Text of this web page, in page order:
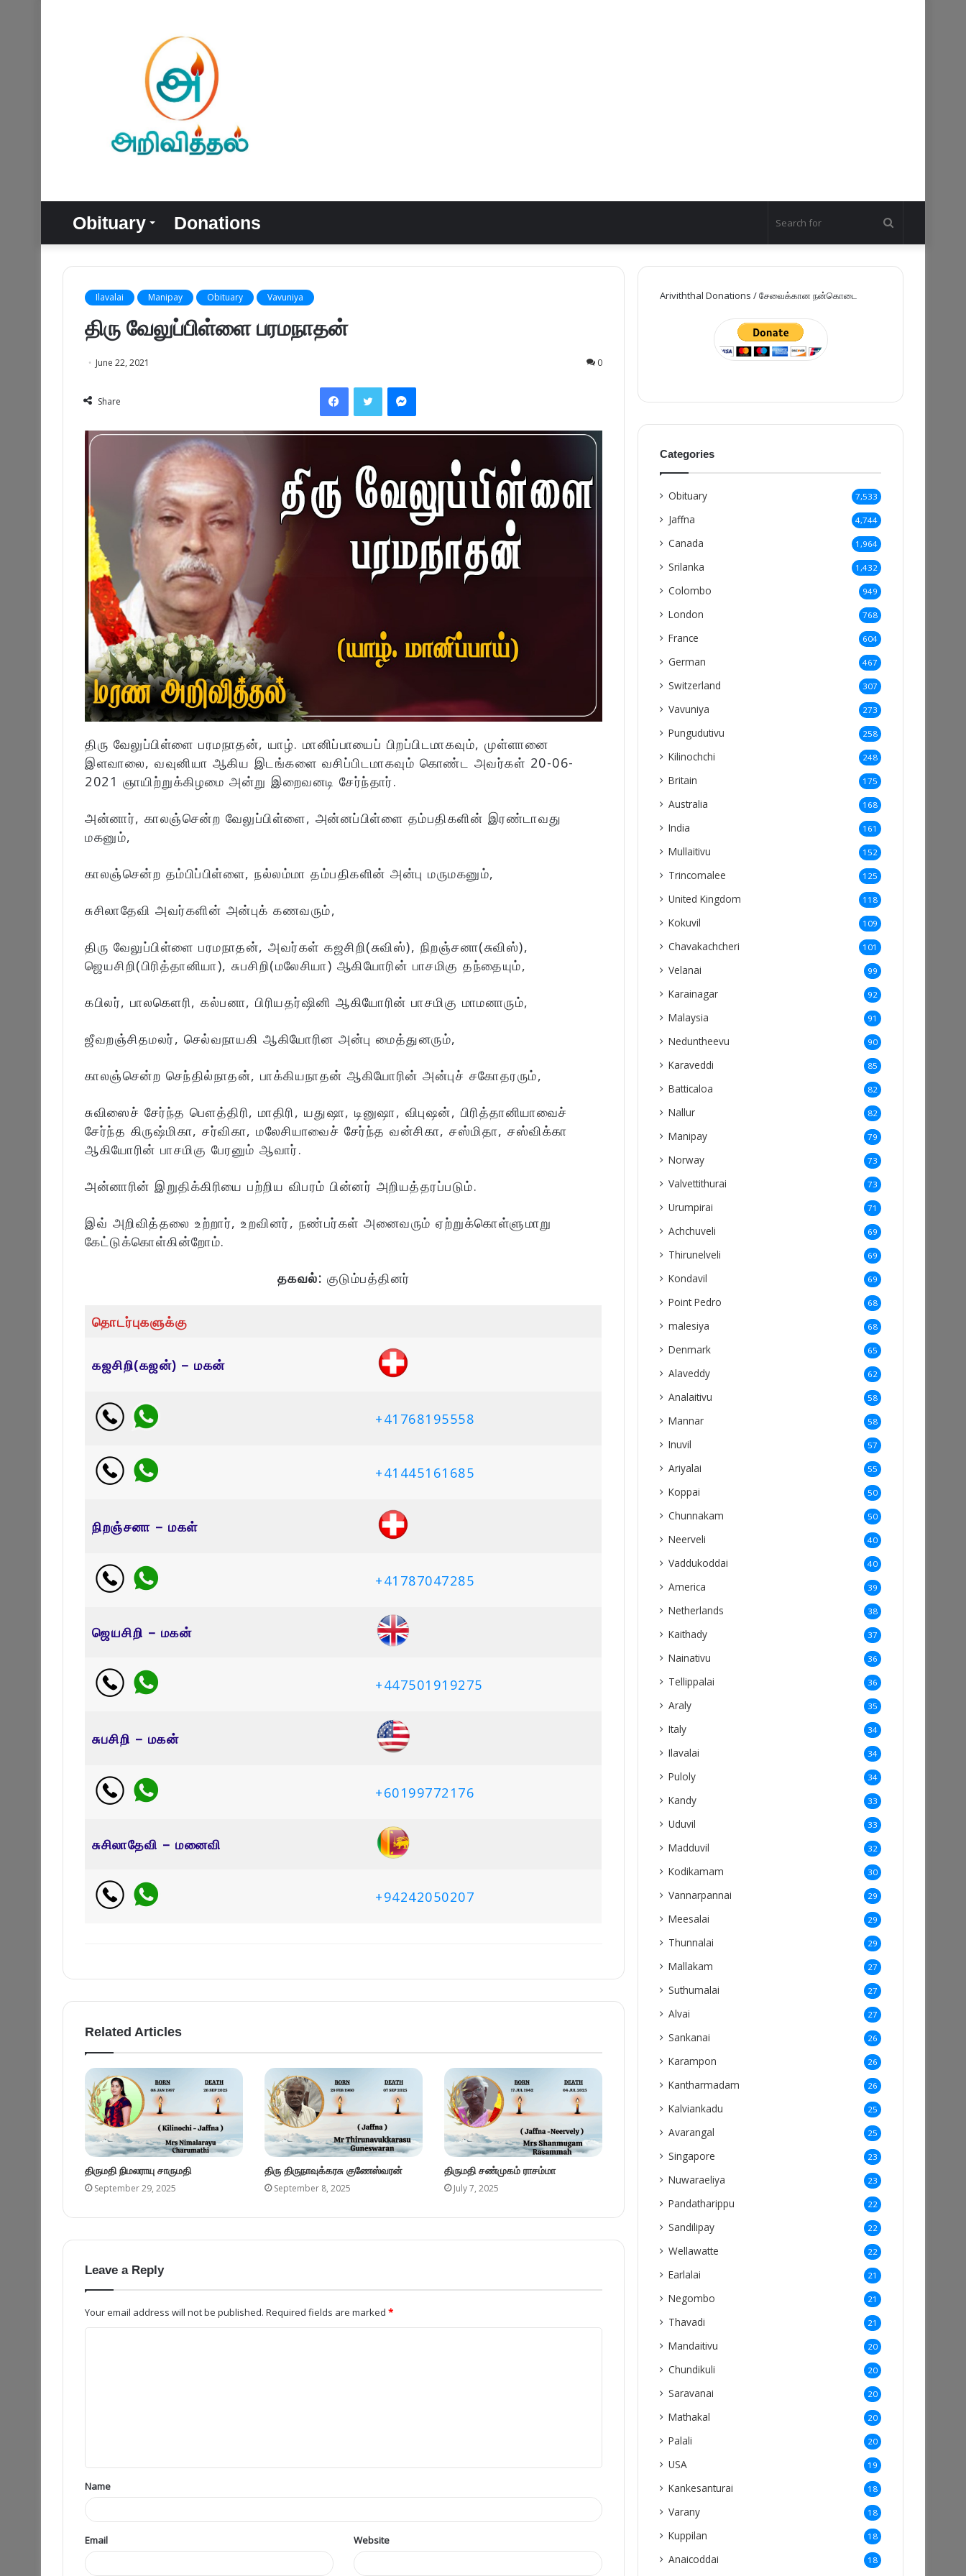
Obituary Donations
for
Ilavalai Manipay Obituary Vavuniya
திரு வேலுப்பிள்ளை பரமநாதன்
June 22, 2021 0
Share
FacebookTwitter Messenger
திரு வேலுப்பிள்ளை பரமநாதன், யாழ். மானிப்பாயைப் பிறப்பிடமாகவும், முள்ளானை
இளவாலை, வவுனியா ஆகிய இடங்களை வசிப்பிடமாகவும் கொண்ட அவர்கள் 20-06-
2021 ஞாயிற்றுக்கிழமை அன்று இறைவனடி சேர்ந்தார்.
அன்னார், காலஞ்சென்ற வேலுப்பிள்ளை, அன்னப்பிள்ளை தம்பதிகளின் இரண்டாவது
மகனும்,
காலஞ்சென்ற தம்பிப்பிள்ளை, நல்லம்மா தம்பதிகளின் அன்பு மருமகனும்,
சுசிலாதேவி அவர்களின் அன்புக் கணவரும்,
திரு வேலுப்பிள்ளை பரமநாதன், அவர்கள் கஜசிறி(சுவிஸ்), நிறஞ்சனா(சுவிஸ்),
ஜெயசிறி(பிரித்தானியா), சுபசிறி(மலேசியா) ஆகியோரின் பாசமிகு தந்தையும்,
கபிலர், பாலகௌரி, கல்பனா, பிரியதர்ஷினி ஆகியோரின் பாசமிகு மாமனாரும்,
ஜீவறஞ்சிதமலர், செல்வநாயகி ஆகியோரின அன்பு மைத்துனரும்,
காலஞ்சென்ற செந்தில்நாதன், பாக்கியநாதன் ஆகியோரின் அன்புச் சகோதரரும்,
சுவிஸைச் சேர்ந்த பௌத்திரி, மாதிரி, யதுஷா, டினுஷா, விபுஷன், பிரித்தானியாவைச்
சேர்ந்த கிருஷ்மிகா, சர்விகா, மலேசியாவைச் சேர்ந்த வன்சிகா, சஸ்மிதா, சஸ்விக்கா
ஆகியோரின் பாசமிகு பேரனும் ஆவார்.
அன்னாரின் இறுதிக்கிரியை பற்றிய விபரம் பின்னர் அறியத்தரப்படும்.
இவ் அறிவித்தலை உற்றார், உறவினர், நண்பர்கள் அனைவரும் ஏற்றுக்கொள்ளுமாறு
கேட்டுக்கொள்கின்றோம்.
தகவல்: குடும்பத்தினர்
தொடர்புகளுக்கு
கஜசிறி(கஜன்) – மகன்
+41768195558
+41445161685
நிறஞ்சனா – மகள்
+41787047285
ஜெயசிறி – மகன்
+447501919275
சுபசிறி – மகன்
+60199772176
சுசிலாதேவி – மனைவி
+94242050207
Related Articles
திருமதி நிமலராயு சாருமதி
September 29, 2025
திரு திருநாவுக்கரசு குணேஸ்வரன்
September 8, 2025
திருமதி சண்முகம் ராசம்மா
July 7, 2025
Leave a Reply
Your email address will not be published. Required fields are marked *
Name
Email Website
Ariviththal Donations / சேவைக்கான நன்கொடை
Categories
Obituary 7,533
Jaffna 4,744
Canada 1,964
Srilanka 1,432
Colombo 949
London 768
France 604
German 467
Switzerland 307
Vavuniya 273
Pungudutivu 258
Kilinochchi 248
Britain 175
Australia 168
India 161
Mullaitivu 152
Trincomalee 125
United Kingdom 118
Kokuvil 109
Chavakachcheri 101
Velanai 99
Karainagar 92
Malaysia 91
Neduntheevu 90
Karaveddi 85
Batticaloa 82
Nallur 82
Manipay 79
Norway 73
Valvettithurai 73
Urumpirai 71
Achchuveli 69
Thirunelveli 69
Kondavil 69
Point Pedro 68
malesiya 68
Denmark 65
Alaveddy 62
Analaitivu 58
Mannar 58
Inuvil 57
Ariyalai 55
Koppai 50
Chunnakam 50
Neerveli 40
Vaddukoddai 40
America 39
Netherlands 38
Kaithady 37
Nainativu 36
Tellippalai 36
Araly 35
Italy 34
Ilavalai 34
Puloly 34
Kandy 33
Uduvil 33
Madduvil 32
Kodikamam 30
Vannarpannai 29
Meesalai 29
Thunnalai 29
Mallakam 27
Suthumalai 27
Alvai 27
Sankanai 26
Karampon 26
Kantharmadam 26
Kalviankadu 25
Avarangal 25
Singapore 23
Nuwaraeliya 23
Pandatharippu 22
Sandilipay 22
Wellawatte 22
Earlalai 21
Negombo 21
Thavadi 21
Mandaitivu 20
Chundikuli 20
Saravanai 20
Mathakal 20
Palali 20
USA 19
Kankesanturai 18
Varany 18
Kuppilan 18
Anaicoddai 18